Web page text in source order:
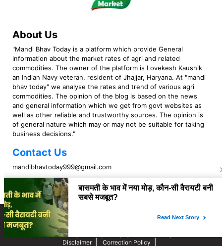
About Us
"Mandi Bhav Today is a platform which provide General
information about the market rates of agri and related
commodities. The owner of the platform is Lovekesh Kaushik
an Indian Navy veteran, resident of Jhajjar, Haryana. At "mandi
bhav today" we analyse the rates and trend of various agri
commodities. The opinion of the blog is based on the news
and general information which we get from govt websites as
well as other reliable and trustworthy sources. The opinion is
of general nature which may or may not be suitable for taking
business decisions."
Contact Us
mandibhavtoday999@gmail.com
Copyright © 2023 Mandi Bhav Today. All rights Reserved. Powered by TIMES
About Us
Disclaimer
Correction Policy